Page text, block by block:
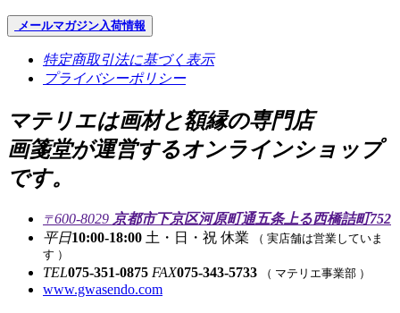
メールマガジン入荷情報
特定商取引法に基づく表示
プライバシーポリシー
マテリエは画材と額縁の専門店
画箋堂が運営するオンラインショップ
です。
〒600-8029 京都市下京区河原町通五条上る西橋詰町752
平日10:00-18:00 土・日・祝 休業 （ 実店舗は営業していま
す ）
TEL075-351-0875 FAX075-343-5733 （ マテリエ事業部 ）
www.gwasendo.com